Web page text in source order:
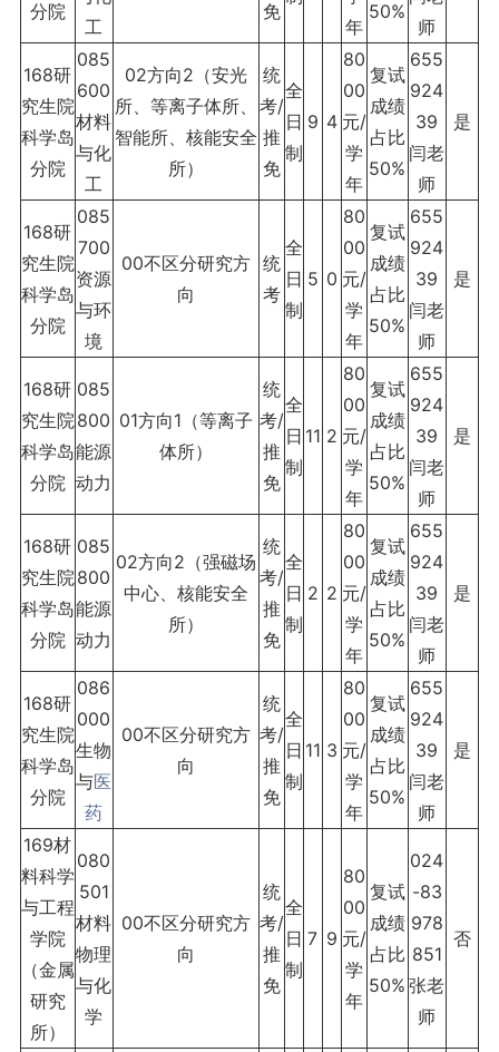
分院
工
免
年
50%
师
168研
究生院
科学岛
分院
085
600
材料
与化
工
02方向2（安光
所、等离子体所、
智能所、核能安全
所）
统
考/
推
免
全
日
制
9 4
80
00
元/
学
年
复试
成绩
占比
50%
655
924
39
闫老
师
是
168研
究生院
科学岛
分院
085
700
资源
与环
境
00不区分研究方
向
统
考
全
日
制
5 0
80
00
元/
学
年
复试
成绩
占比
50%
655
924
39
闫老
师
是
168研
究生院
科学岛
分院
085
800
能源
动力
01方向1（等离子
体所）
统
考/
推
免
全
日
制
11 2
80
00
元/
学
年
复试
成绩
占比
50%
655
924
39
闫老
师
是
168研
究生院
科学岛
分院
085
800
能源
动力
02方向2（强磁场
中心、核能安全
所）
统
考/
推
免
全
日
制
2 2
80
00
元/
学
年
复试
成绩
占比
50%
655
924
39
闫老
师
是
168研
究生院
科学岛
分院
086
000
生物
与医
药
00不区分研究方
向
统
考/
推
免
全
日
制
11 3
80
00
元/
学
年
复试
成绩
占比
50%
655
924
39
闫老
师
是
169材
料科学
与工程
学院
（金属
研究
所）
080
501
材料
物理
与化
学
00不区分研究方
向
统
考/
推
免
全
日
制
7 9
80
00
元/
学
年
复试
成绩
占比
50%
024
-83
978
851
张老
师
否